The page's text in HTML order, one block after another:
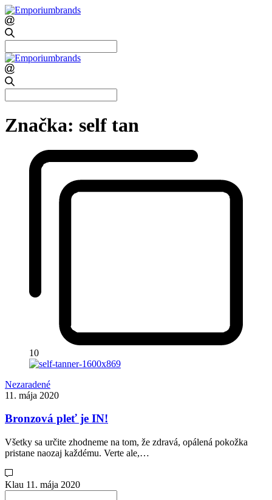
for:
for:
Značka: self tan
10
Nezaradené
11. mája 2020
Bronzová pleť je IN!
Všetky sa určite zhodneme na tom, že zdravá, opálená pokožka
pristane naozaj každému. Verte ale,…
Klau 11. mája 2020